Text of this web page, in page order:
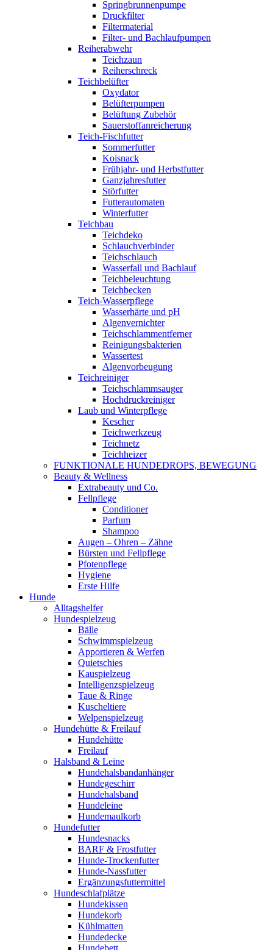
Springbrunnenpumpe
Druckfilter
Filtermaterial
Filter- und Bachlaufpumpen
Reiherabwehr
Teichzaun
Reiherschreck
Teichbelüfter
Oxydator
Belüfterpumpen
Belüftung Zubehör
Sauerstoffanreicherung
Teich-Fischfutter
Sommerfutter
Koisnack
Frühjahr- und Herbstfutter
Ganzjahresfutter
Störfutter
Futterautomaten
Winterfutter
Teichbau
Teichdeko
Schlauchverbinder
Teichschlauch
Wasserfall und Bachlauf
Teichbeleuchtung
Teichbecken
Teich-Wasserpflege
Wasserhärte und pH
Algenvernichter
Teichschlammentferner
Reinigungsbakterien
Wassertest
Algenvorbeugung
Teichreiniger
Teichschlammsauger
Hochdruckreiniger
Laub und Winterpflege
Kescher
Teichwerkzeug
Teichnetz
Teichheizer
FUNKTIONALE HUNDEDROPS, BEWEGUNG
Beauty & Wellness
Extrabeauty und Co.
Fellpflege
Conditioner
Parfum
Shampoo
Augen – Ohren – Zähne
Bürsten und Fellpflege
Pfotenpflege
Hygiene
Erste Hilfe
Hunde
Alltagshelfer
Hundespielzeug
Bälle
Schwimmspielzeug
Apportieren & Werfen
Quietschies
Kauspielzeug
Intelligenzspielzeug
Taue & Ringe
Kuscheltiere
Welpenspielzeug
Hundehütte & Freilauf
Hundehütte
Freilauf
Halsband & Leine
Hundehalsbandanhänger
Hundegeschirr
Hundehalsband
Hundeleine
Hundemaulkorb
Hundefutter
Hundesnacks
BARF & Frostfutter
Hunde-Trockenfutter
Hunde-Nassfutter
Ergänzungsfuttermittel
Hundeschlafplätze
Hundekissen
Hundekorb
Kühlmatten
Hundedecke
Hundebett